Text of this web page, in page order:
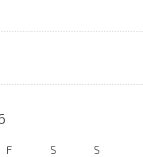
F S S